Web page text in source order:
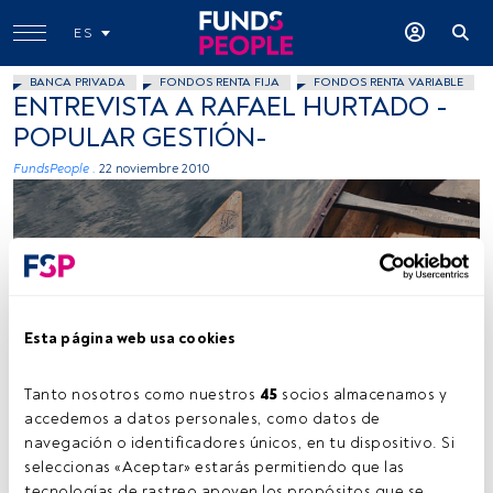
Esta página web usa cookies
Tanto nosotros como nuestros 45 socios almacenamos y
accedemos a datos personales, como datos de
navegación o identificadores únicos, en tu dispositivo. Si
seleccionas «Aceptar» estarás permitiendo que las
ES
BANCA PRIVADA FONDOS RENTA FIJA FONDOS RENTA VARIABLE
ENTREVISTA A RAFAEL HURTADO -
POPULAR GESTIÓN-
FundsPeople . 22 noviembre 2010
Tiempo lectura: